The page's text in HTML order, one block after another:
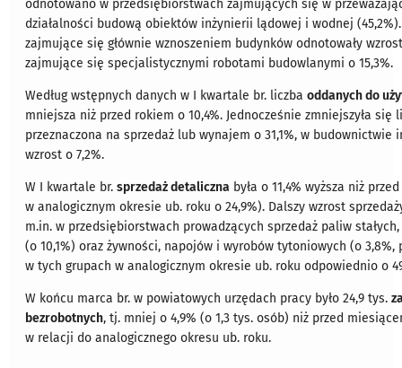
odnotowano w przedsiębiorstwach zajmujących się w
działalności budową obiektów inżynierii lądowej i wodnej
zajmujące się głównie wznoszeniem budynków odnotowały
zajmujące się specjalistycznymi robotami budowlanymi o 15,3%.
Według wstępnych danych w I kwartale br. liczbaoddanych do
mniejsza niż przed rokiem o 10,4%. Jednocześnie zmniejszyła się
przeznaczona na sprzedaż lub wynajem o 31,1%, w
wzrost o 7,2%.
W I kwartale br.sprzedaż detaliczna była o 11,4% wyższa niż
w analogicznym okresie ub. roku o 24,9%). Dalszy wzrost
m.in. w przedsiębiorstwach prowadzących sprzedaż paliw
(o 10,1%) oraz żywności, napojów i wyrobów tytoniowych (o 3,8%,
w tych grupach w analogicznym okresie ub. roku odpowiednio o
W końcu marca br. w powiatowych urzędach pracy było 24,9 tys.
bezrobotnych, tj. mniej o 4,9% (o 1,3 tys. osób) niż przed
w relacji do analogicznego okresu ub. roku.